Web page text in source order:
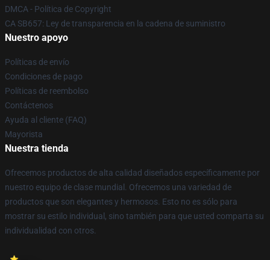
DMCA - Política de Copyright
CA SB657: Ley de transparencia en la cadena de suministro
Nuestro apoyo
Políticas de envío
Condiciones de pago
Políticas de reembolso
Contáctenos
Ayuda al cliente (FAQ)
Mayorista
Nuestra tienda
Ofrecemos productos de alta calidad diseñados específicamente por
nuestro equipo de clase mundial. Ofrecemos una variedad de
productos que son elegantes y hermosos. Esto no es sólo para
mostrar su estilo individual, sino también para que usted comparta su
individualidad con otros.